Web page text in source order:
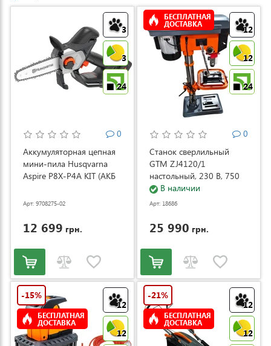
3
3
24
0
Аккумуляторная цепная
мини-пила Husqvarna
Aspire P8X-P4A KIT (АКБ
Арт: 9708275-02
12 699 грн.
12
12
24
БЕСПЛАТНАЯ
ДОСТАВКА
0
Станок сверлильный
GTM ZJ4120/1
настольный, 230 В, 750
Вт (ZJ4120/1)
В наличии
Арт: 18686
25 990 грн.
12
12
-15%
БЕСПЛАТНАЯ
ДОСТАВКА
12
12
-21%
БЕСПЛАТНАЯ
ДОСТАВКА